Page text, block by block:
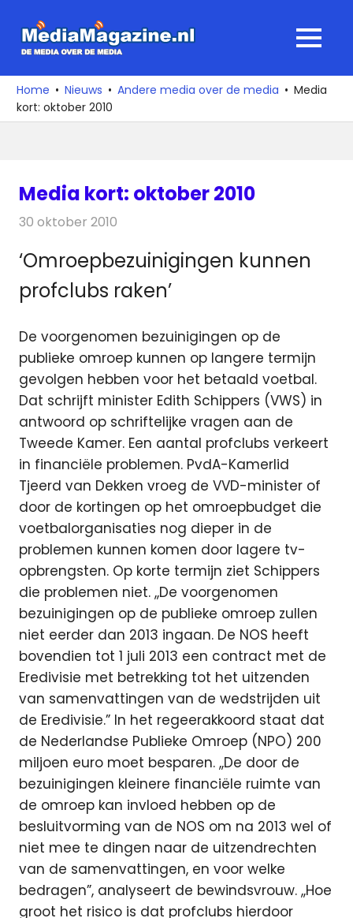
naar
media
over
de
MENU
Home Nieuws Andere media over de media
Media
kort: oktober 2010
Media kort: oktober 2010
30 oktober 2010
‘Omroepbezuinigingen kunnen
profclubs raken’
De voorgenomen bezuinigingen op de
publieke omroep kunnen op langere termijn
gevolgen hebben voor het betaald voetbal.
Dat schrijft minister Edith Schippers (VWS) in
antwoord op schriftelijke vragen aan de
Tweede Kamer. Een aantal profclubs verkeert
in financiële problemen. PvdA-Kamerlid
Tjeerd van Dekken vroeg de VVD-minister of
door de kortingen op het omroepbudget die
voetbalorganisaties nog dieper in de
problemen kunnen komen door lagere tv-
opbrengsten. Op korte termijn ziet Schippers
die problemen niet. ,,De voorgenomen
bezuinigingen op de publieke omroep zullen
niet eerder dan 2013 ingaan. De NOS heeft
bovendien tot 1 juli 2013 een contract met de
Eredivisie met betrekking tot het uitzenden
van samenvattingen van de wedstrijden uit
de Eredivisie.” In het regeerakkoord staat dat
de Nederlandse Publieke Omroep (NPO) 200
miljoen euro moet besparen. ,,De door de
bezuinigingen kleinere financiële ruimte van
de omroep kan invloed hebben op de
besluitvorming van de NOS om na 2013 wel of
niet mee te dingen naar de uitzendrechten
van de samenvattingen, en voor welke
bedragen”, analyseert de bewindsvrouw. ,,Hoe
groot het risico is dat profclubs hierdoor